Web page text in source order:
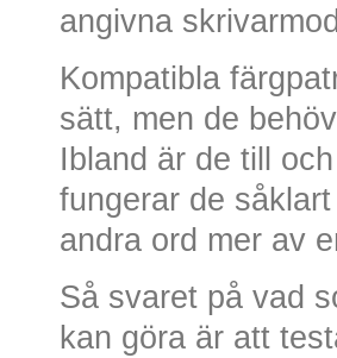
angivna
Kompatibla
sätt, men de
Ibland är de till
fungerar de
andra ord mer av
Så svaret på vad
kan göra är att